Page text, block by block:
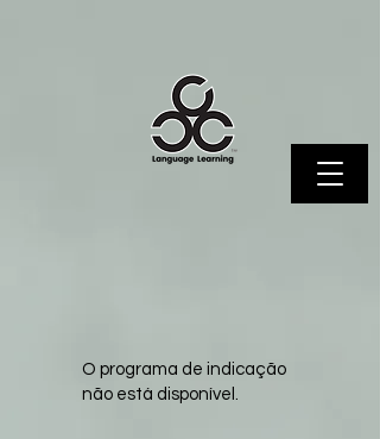
O programa de indicação
não está disponível.